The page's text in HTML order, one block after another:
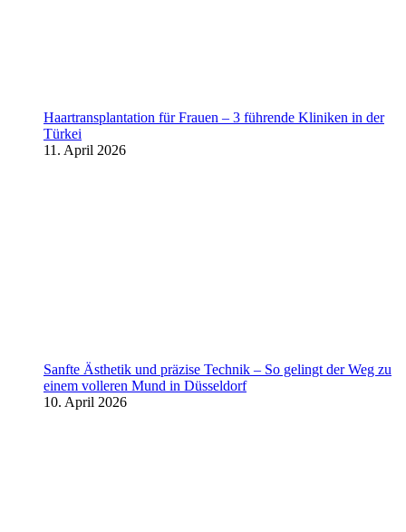
Haartransplantation für Frauen – 3 führende Kliniken in der
Türkei
11. April 2026
Sanfte Ästhetik und präzise Technik – So gelingt der Weg zu
einem volleren Mund in Düsseldorf
10. April 2026